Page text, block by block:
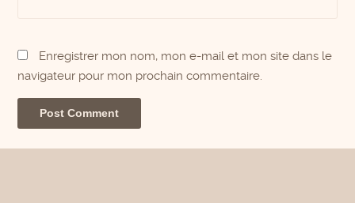
Enregistrer mon nom, mon e-mail et mon site dans le
navigateur pour mon prochain commentaire.